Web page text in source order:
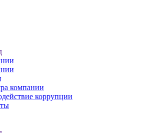
компании
коррупции